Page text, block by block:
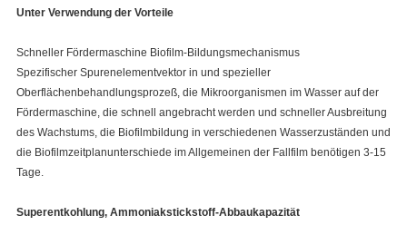
Unter Verwendung der Vorteile
Schneller Fördermaschine Biofilm-Bildungsmechanismus
Spezifischer Spurenelementvektor in und spezieller
Oberflächenbehandlungsprozeß, die Mikroorganismen im Wasser auf der
Fördermaschine, die schnell angebracht werden und schneller Ausbreitung
des Wachstums, die Biofilmbildung in verschiedenen Wasserzuständen und
die Biofilmzeitplanunterschiede im Allgemeinen der Fallfilm benötigen 3-15
Tage.
Superentkohlung, Ammoniakstickstoff-Abbaukapazität